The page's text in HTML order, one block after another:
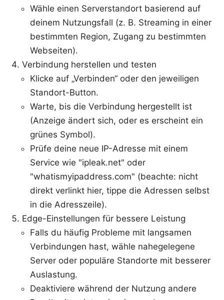
Wähle einen Serverstandort basierend auf
deinem Nutzungsfall (z. B. Streaming in einer
bestimmten Region, Zugang zu bestimmten
Webseiten).
Verbindung herstellen und testen
Klicke auf „Verbinden“ oder den jeweiligen
Standort-Button.
Warte, bis die Verbindung hergestellt ist
(Anzeige ändert sich, oder es erscheint ein
grünes Symbol).
Prüfe deine neue IP-Adresse mit einem
Service wie "ipleak.net" oder
"whatismyipaddress.com" (beachte: nicht
direkt verlinkt hier, tippe die Adressen selbst
in die Adresszeile).
Edge-Einstellungen für bessere Leistung
Falls du häufig Probleme mit langsamen
Verbindungen hast, wähle nahegelegene
Server oder populäre Standorte mit besserer
Auslastung.
Deaktiviere während der Nutzung andere